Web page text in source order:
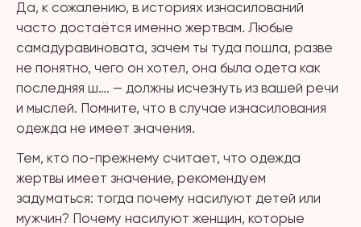
Да, к сожалению, в историях изнасилований
часто достаётся именно жертвам. Любые
самадуравиновата, зачем ты туда пошла, разве
не понятно, чего он хотел, она была одета как
последняя ш…. — должны исчезнуть из вашей речи
и мыслей. Помните, что в случае изнасилования
одежда не имеет значения.
Тем, кто по-прежнему считает, что одежда
жертвы имеет значение, рекомендуем
задуматься: тогда почему насилуют детей или
мужчин? Почему насилуют женщин, которые